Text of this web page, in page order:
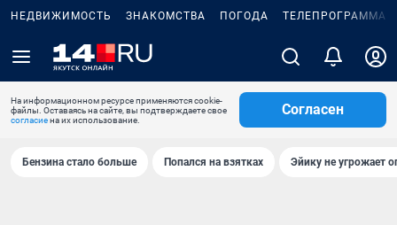
НЕДВИЖИМОСТЬ ЗНАКОМСТВА ПОГОДА ТЕЛЕПРОГРАММА
На информационном ресурсе применяются cookie-
файлы. Оставаясь на сайте, вы подтверждаете свое
согласиена их использование.
Согласен
Бензина стало больше Попался на взятках Эйику не угрожает